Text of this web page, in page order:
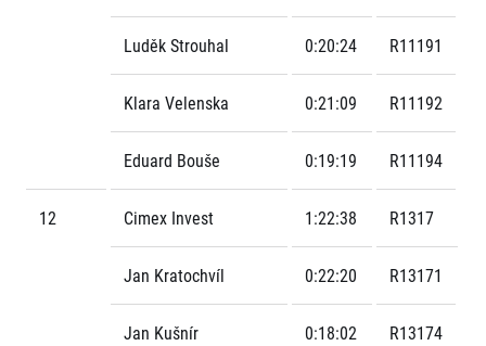
Luděk Strouhal 0:20:24 R11191
Klara Velenska 0:21:09 R11192
Eduard Bouše 0:19:19 R11194
12 Cimex Invest 1:22:38 R1317
Jan Kratochvíl 0:22:20 R13171
Jan Kušnír 0:18:02 R13174